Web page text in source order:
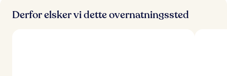
Derfor elsker vi dette overnatningssted